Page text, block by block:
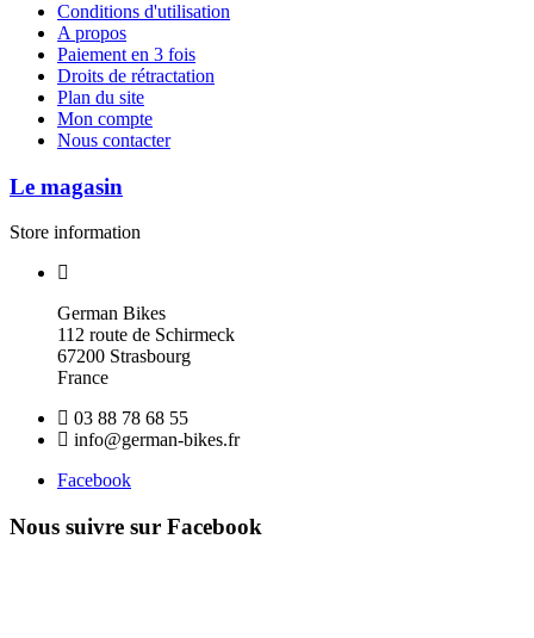
Conditions d'utilisation
A propos
Paiement en 3 fois
Droits de rétractation
Plan du site
Mon compte
Nous contacter
Le magasin
Store information
German Bikes
112 route de Schirmeck
67200 Strasbourg
France
03 88 78 68 55
info@german-bikes.fr
Facebook
Nous suivre sur Facebook